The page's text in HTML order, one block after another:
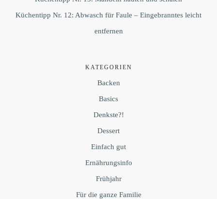
Küchentipp Nr. 12: Abwasch für Faule – Eingebranntes leicht
entfernen
KATEGORIEN
Backen
Basics
Denkste?!
Dessert
Einfach gut
Ernährungsinfo
Frühjahr
Für die ganze Familie